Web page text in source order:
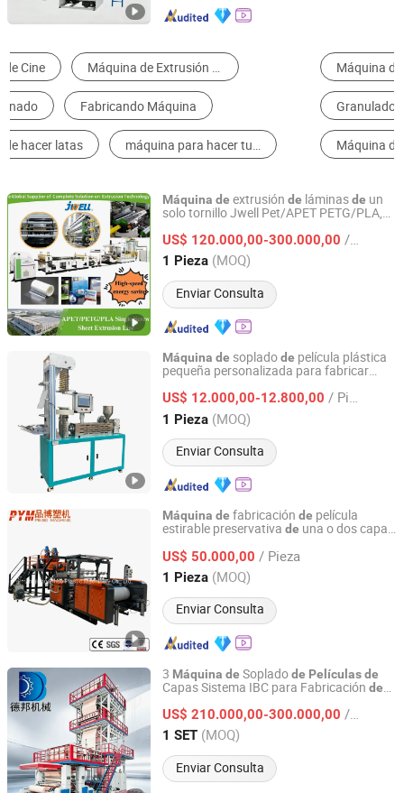
Máquina de Embalaje de Multifunción Máquina de Fabricación de Bolsa
Granulador de Plástico Máquina de la Película por Soplado
Máquina de Llenado Máquina que Raja
Máquina de extrusión de láminasde un
solo tornillo Jwell Pet/APET PETG/PLA,
fabricacióndeláminasdePET, extrusora
deláminasdeuna sola capa y multicapa
US$ 120.000,00-300.000,00 / Pieza
1 Pieza (MOQ)
Enviar Consulta
Jiangsu Jwell Intelligent Machinery Co., Ltd.
Jiangsu, China Desde 2024
Máquina de sopladode película plástica
pequeña personalizada para fabricar
postventa
US$ 12.000,00-12.800,00 / Pieza
1 Pieza (MOQ)
Enviar Consulta
Dongguan Weixiang Machinery Co., Ltd.
Guangdong, China Desde 2025
Máquina de fabricación de película
estirable preservativa de una o dos capas
alimentos
US$ 50.000,00 / Pieza
1 Pieza (MOQ)
Enviar Consulta
Zhejiang Pinbo Plastic Machinery Co., Ltd.
Zhejiang, China Desde 2009
3 Máquina de Sopladode Películasde
Capas Sistema IBC para Fabricación de
US$ 210.000,00-300.000,00 / SET
1 SET (MOQ)
Enviar Consulta
Ruian Debang Machinery Co., Ltd.
Zhejiang, China Desde 2026